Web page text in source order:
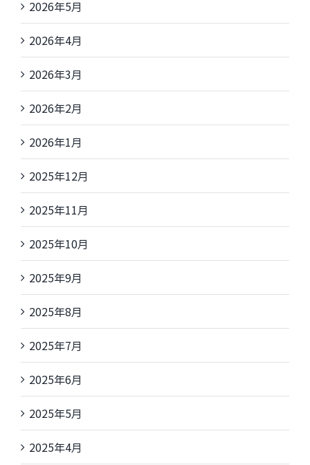
2026年5月
2026年4月
2026年3月
2026年2月
2026年1月
2025年12月
2025年11月
2025年10月
2025年9月
2025年8月
2025年7月
2025年6月
2025年5月
2025年4月